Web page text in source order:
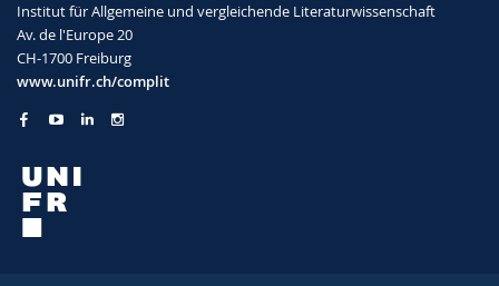
Institut für Allgemeine und vergleichende Literaturwissenschaft
Av. de l'Europe 20
CH-1700 Freiburg
www.unifr.ch/complit